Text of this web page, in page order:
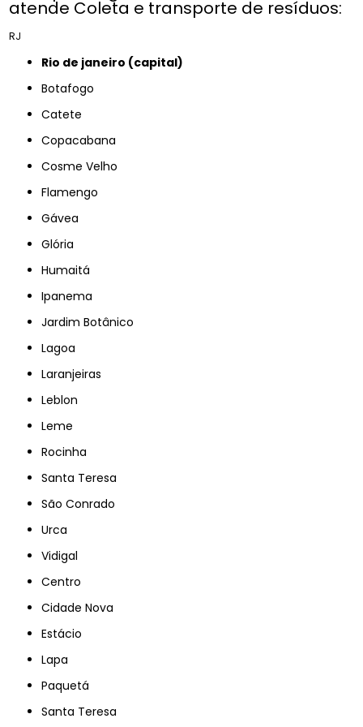
atende Coleta e transporte de resíduos:
RJ
rio de janeiro (capital)
Botafogo
Catete
Copacabana
Cosme Velho
Flamengo
Gávea
Glória
Humaitá
Ipanema
Jardim Botânico
Lagoa
Laranjeiras
Leblon
Leme
Rocinha
Santa Teresa
São Conrado
Urca
Vidigal
Centro
Cidade Nova
Estácio
Lapa
Paquetá
Santa Teresa